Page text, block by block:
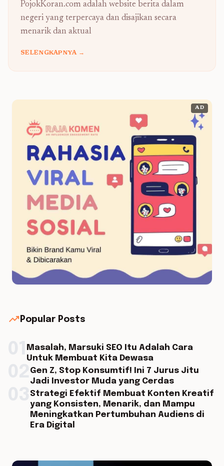
PojokKoran.com adalah website berita dalam
negeri yang terpercaya dan disajikan secara
menarik dan aktual
SELENGKAPNYA →
AD
trending_up Popular Posts
Masalah, Marsuki SEO Itu Adalah Cara
Untuk Membuat Kita Dewasa
Gen Z, Stop Konsumtif! Ini 7 Jurus Jitu
Jadi Investor Muda yang Cerdas
Strategi Efektif Membuat Konten Kreatif
yang Konsisten, Menarik, dan Mampu
Meningkatkan Pertumbuhan Audiens di
Era Digital